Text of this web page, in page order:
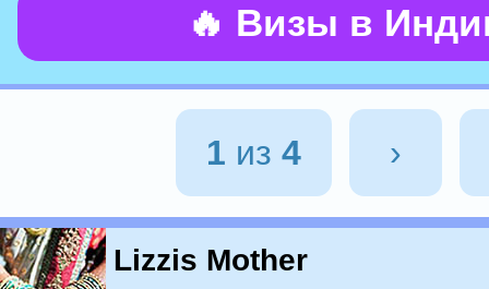
🔥 Визы в
1 из 4 ›
Lizzis Mother